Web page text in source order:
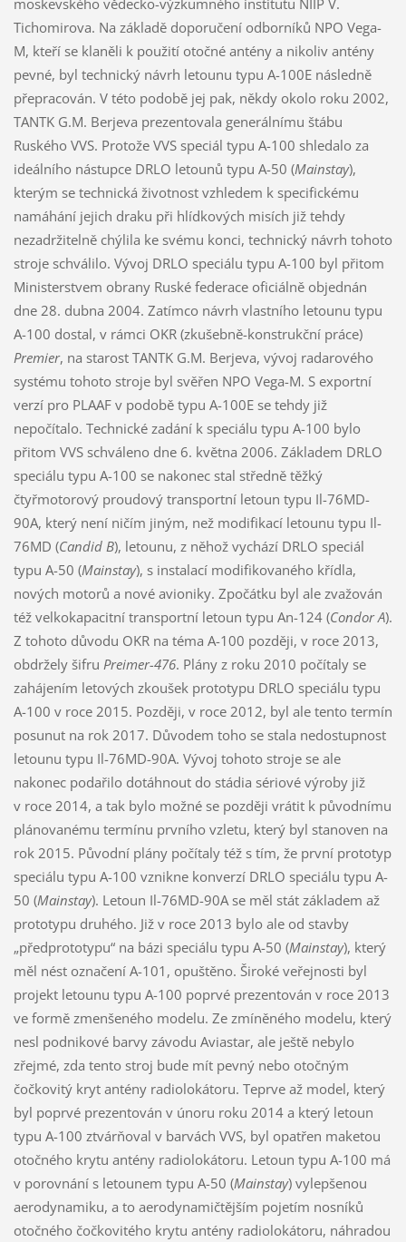
Tichomirova. Na základě doporučení odborníků NPO Vega-
M, kteří se klaněli k použití otočné antény a nikoliv antény
pevné, byl technický návrh letounu typu A-100E následně
přepracován. V této podobě jej pak, někdy okolo roku 2002,
TANTK G.M. Berjeva prezentovala generálnímu štábu
Ruského VVS. Protože VVS speciál typu A-100 shledalo za
ideálního nástupce DRLO letounů typu A-50 (Mainstay),
kterým se technická životnost vzhledem k specifickému
namáhání jejich draku při hlídkových misích již tehdy
nezadržitelně chýlila ke svému konci, technický návrh tohoto
stroje schválilo. Vývoj DRLO speciálu typu A-100 byl přitom
Ministerstvem obrany Ruské federace oficiálně objednán
dne 28. dubna 2004. Zatímco návrh vlastního letounu typu
A-100 dostal, v rámci OKR (zkušebně-konstrukční práce)
Premier, na starost TANTK G.M. Berjeva, vývoj radarového
systému tohoto stroje byl svěřen NPO Vega-M. S exportní
verzí pro PLAAF v podobě typu A-100E se tehdy již
nepočítalo. Technické zadání k speciálu typu A-100 bylo
přitom VVS schváleno dne 6. května 2006. Základem DRLO
speciálu typu A-100 se nakonec stal středně těžký
čtyřmotorový proudový transportní letoun typu Il-76MD-
90A, který není ničím jiným, než modifikací letounu typu Il-
76MD (Candid B), letounu, z něhož vychází DRLO speciál
typu A-50 (Mainstay), s instalací modifikovaného křídla,
nových motorů a nové avioniky. Zpočátku byl ale zvažován
též velkokapacitní transportní letoun typu An-124 (Condor A).
Z tohoto důvodu OKR na téma A-100 později, v roce 2013,
obdržely šifru Preimer-476. Plány z roku 2010 počítaly se
zahájením letových zkoušek prototypu DRLO speciálu typu
A-100 v roce 2015. Později, v roce 2012, byl ale tento termín
posunut na rok 2017. Důvodem toho se stala nedostupnost
letounu typu Il-76MD-90A. Vývoj tohoto stroje se ale
nakonec podařilo dotáhnout do stádia sériové výroby již
v roce 2014, a tak bylo možné se později vrátit k původnímu
plánovanému termínu prvního vzletu, který byl stanoven na
rok 2015. Původní plány počítaly též s tím, že první prototyp
speciálu typu A-100 vznikne konverzí DRLO speciálu typu A-
50 (Mainstay). Letoun Il-76MD-90A se měl stát základem až
prototypu druhého. Již v roce 2013 bylo ale od stavby
„předprototypu“ na bázi speciálu typu A-50 (Mainstay), který
měl nést označení A-101, opuštěno. Široké veřejnosti byl
projekt letounu typu A-100 poprvé prezentován v roce 2013
ve formě zmenšeného modelu. Ze zmíněného modelu, který
nesl podnikové barvy závodu Aviastar, ale ještě nebylo
zřejmé, zda tento stroj bude mít pevný nebo otočným
čočkovitý kryt antény radiolokátoru. Teprve až model, který
byl poprvé prezentován v únoru roku 2014 a který letoun
typu A-100 ztvárňoval v barvách VVS, byl opatřen maketou
otočného krytu antény radiolokátoru. Letoun typu A-100 má
v porovnání s letounem typu A-50 (Mainstay) vylepšenou
aerodynamiku, a to aerodynamičtějším pojetím nosníků
otočného čočkovitého krytu antény radiolokátoru, náhradou